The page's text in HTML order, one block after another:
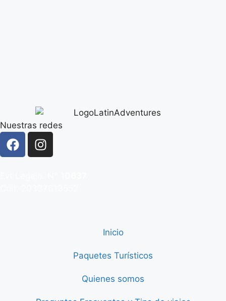
Nuestras redes
Inicio
Paquetes Turísticos
Quienes somos